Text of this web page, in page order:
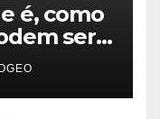
é, como
ser
Brasil e